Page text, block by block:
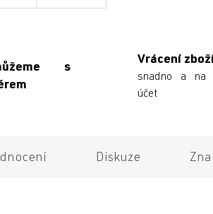
s
Vrácení
snadno a na
účet
Diskuze